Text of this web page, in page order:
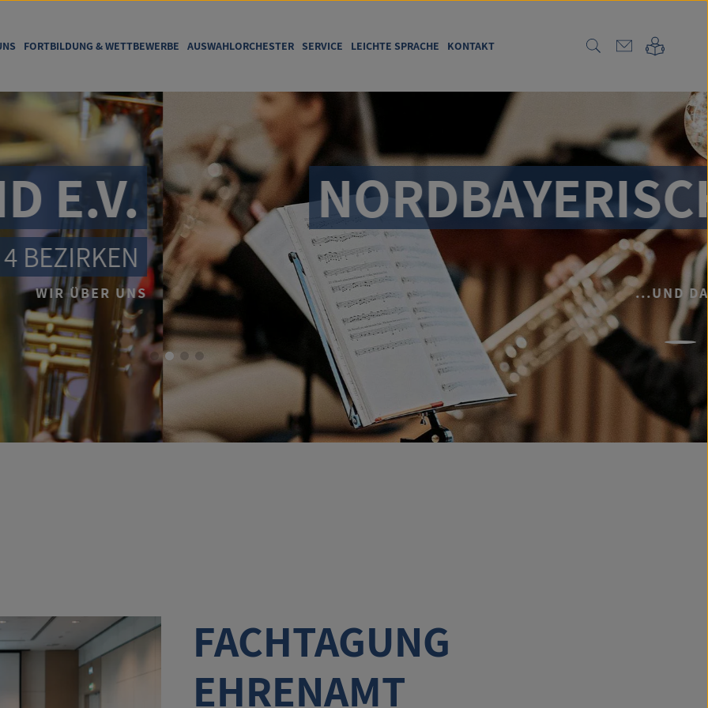
FORTBILDUNG & WETTBEWERBE AUSWAHLORCHESTER SERVICE LEICHTE SPRACHE KONTAKT
MUSIKBUND E.V.
MUSIK IST UNSERE STÄRKE!
...UND DAFÜR BIETEN WIR EIN UMFANGREICHES FORTBILDUNGSPROGRAMM.
FACHTAGUNG
EHRENAMT